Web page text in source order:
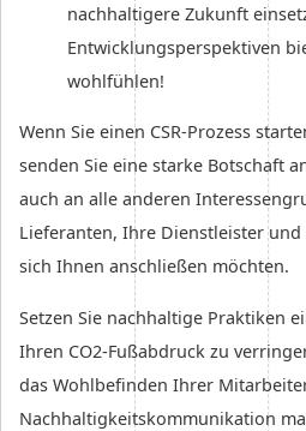
nachhaltigere Zukunft
Entwicklungsperspektiven
wohlfühlen!
Wenn Sie einen CSR-Prozess
senden Sie eine starke Botschaft
auch an alle anderen
Lieferanten, Ihre Dienstleister
sich Ihnen anschließen möchten.
Setzen Sie nachhaltige Praktiken
Ihren CO2-Fußabdruck zu
das Wohlbefinden Ihrer
Nachhaltigkeitskommunikation